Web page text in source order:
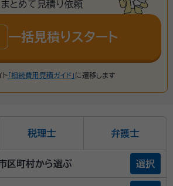
まとめて見積り依頼
一括見積りスタート
「相続費用見積ガイド」 に遷移します
税理士 弁護士
区町村から選ぶ 選択